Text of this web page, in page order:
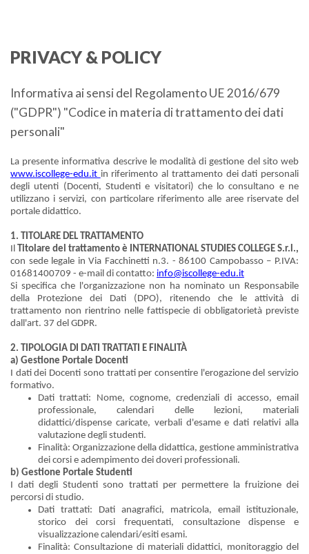
PRIVACY & POLICY
Informativa ai sensi del Regolamento UE 2016/679
("GDPR") "Codice in materia di trattamento dei dati
personali"
La presente informativa descrive le modalità di gestione del sito web
www.iscollege-edu.it in riferimento al trattamento dei dati personali
degli utenti (Docenti, Studenti e visitatori) che lo consultano e ne
utilizzano i servizi, con particolare riferimento alle aree riservate del
portale didattico.
1. TITOLARE DEL TRATTAMENTO
Il Titolare del trattamento è INTERNATIONAL STUDIES COLLEGE S.r.l.,
con sede legale in Via Facchinetti n.3. - 86100 Campobasso – P.IVA:
01681400709 - e-mail di contatto: info@iscollege-edu.it
Si specifica che l'organizzazione non ha nominato un Responsabile
della Protezione dei Dati (DPO), ritenendo che le attività di
trattamento non rientrino nelle fattispecie di obbligatorietà previste
dall'art. 37 del GDPR.
2. TIPOLOGIA DI DATI TRATTATI E FINALITÀ
a) Gestione Portale Docenti
I dati dei Docenti sono trattati per consentire l'erogazione del servizio
formativo.
Dati trattati: Nome, cognome, credenziali di accesso, email
professionale, calendari delle lezioni, materiali
didattici/dispense caricate, verbali d'esame e dati relativi alla
valutazione degli studenti.
Finalità: Organizzazione della didattica, gestione amministrativa
dei corsi e adempimento dei doveri professionali.
b) Gestione Portale Studenti
I dati degli Studenti sono trattati per permettere la fruizione dei
percorsi di studio.
Dati trattati: Dati anagrafici, matricola, email istituzionale,
storico dei corsi frequentati, consultazione dispense e
visualizzazione calendari/esiti esami.
Finalità: Consultazione di materiali didattici, monitoraggio del